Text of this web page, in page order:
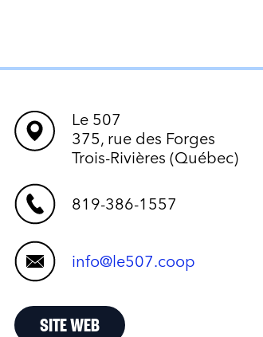
Le 507
375, rue des Forges
Trois-Rivières (Québec)
819-386-1557
info@le507.coop
SITE WEB